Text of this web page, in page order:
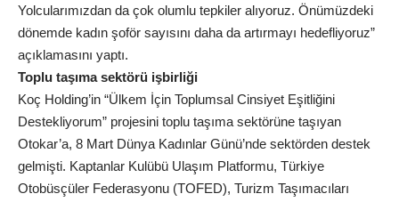
Yolcularımızdan da çok olumlu tepkiler alıyoruz. Önümüzdeki
dönemde kadın şoför sayısını daha da artırmayı hedefliyoruz”
açıklamasını yaptı.
Toplu taşıma sektörü işbirliği
Koç Holding’in “Ülkem İçin Toplumsal Cinsiyet Eşitliğini
Destekliyorum” projesini toplu taşıma sektörüne taşıyan
Otokar’a, 8 Mart Dünya Kadınlar Günü’nde sektörden destek
gelmişti. Kaptanlar Kulübü Ulaşım Platformu, Türkiye
Otobüsçüler Federasyonu (TOFED), Turizm Taşımacıları